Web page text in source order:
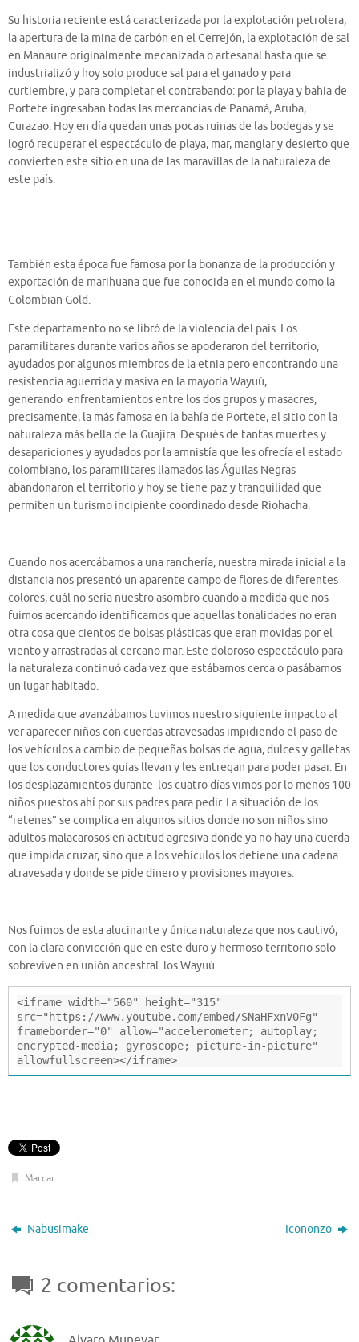
Su historia reciente está caracterizada por la explotación petrolera,
la apertura de la mina de carbón en el Cerrejón, la explotación de sal
en Manaure originalmente mecanizada o artesanal hasta que se
industrializó y hoy solo produce sal para el ganado y para
curtiembre, y para completar el contrabando: por la playa y bahía de
Portete ingresaban todas las mercancías de Panamá, Aruba,
Curazao. Hoy en día quedan unas pocas ruinas de las bodegas y se
logró recuperar el espectáculo de playa, mar, manglar y desierto que
convierten este sitio en una de las maravillas de la naturaleza de
este país.
También esta época fue famosa por la bonanza de la producción y
exportación de marihuana que fue conocida en el mundo como la
Colombian Gold.
Este departamento no se libró de la violencia del país. Los
paramilitares durante varios años se apoderaron del territorio,
ayudados por algunos miembros de la etnia pero encontrando una
resistencia aguerrida y masiva en la mayoría Wayuú,
generando enfrentamientos entre los dos grupos y masacres,
precisamente, la más famosa en la bahía de Portete, el sitio con la
naturaleza más bella de la Guajira. Después de tantas muertes y
desapariciones y ayudados por la amnistía que les ofrecía el estado
colombiano, los paramilitares llamados las Águilas Negras
abandonaron el territorio y hoy se tiene paz y tranquilidad que
permiten un turismo incipiente coordinado desde Riohacha.
Cuando nos acercábamos a una ranchería, nuestra mirada inicial a la
distancia nos presentó un aparente campo de flores de diferentes
colores, cuál no sería nuestro asombro cuando a medida que nos
fuimos acercando identificamos que aquellas tonalidades no eran
otra cosa que cientos de bolsas plásticas que eran movidas por el
viento y arrastradas al cercano mar. Este doloroso espectáculo para
la naturaleza continuó cada vez que estábamos cerca o pasábamos
un lugar habitado.
A medida que avanzábamos tuvimos nuestro siguiente impacto al
ver aparecer niños con cuerdas atravesadas impidiendo el paso de
los vehículos a cambio de pequeñas bolsas de agua, dulces y galletas
que los conductores guías llevan y les entregan para poder pasar. En
los desplazamientos durante los cuatro días vimos por lo menos 100
niños puestos ahí por sus padres para pedir. La situación de los
“retenes” se complica en algunos sitios donde no son niños sino
adultos malacarosos en actitud agresiva donde ya no hay una cuerda
que impida cruzar, sino que a los vehículos los detiene una cadena
atravesada y donde se pide dinero y provisiones mayores.
Nos fuimos de esta alucinante y única naturaleza que nos cautivó,
con la clara convicción que en este duro y hermoso territorio solo
sobreviven en unión ancestral los Wayuú .
<iframe width="560" height="315"
src="https://www.youtube.com/embed/SNaHFxnV0Fg"
frameborder="0" allow="accelerometer; autoplay;
encrypted-media; gyroscope; picture-in-picture"
allowfullscreen></iframe>
Marcar.
Nabusimake Icononzo
2 comentarios: